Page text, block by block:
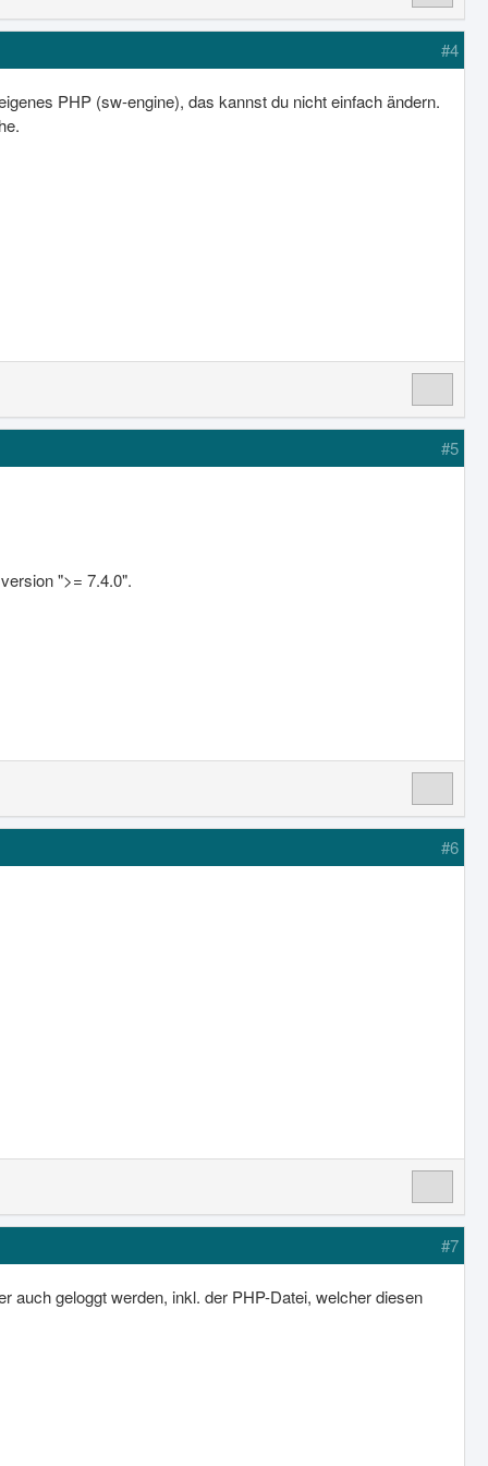
#4
PHP (sw-engine), das kannst du nicht einfach ändern.
#5
">= 7.4.0".
#6
#7
auch geloggt werden, inkl. der PHP-Datei, welcher diesen